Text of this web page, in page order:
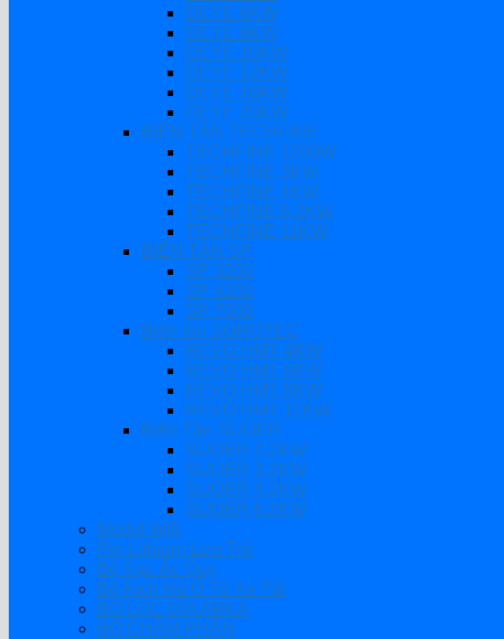
DEYE 6KW
DEYE 8KW
DEYE 10KW
DEYE 12KW
DEYE 16KW
DEYE 20KW
BIẾN TẦN TECHFINE
TECHFINE 1200W
TECHFINE 3KW
TECHFINE 4KW
TECHFINE 6.2KW
TECHFINE 11KW
BIẾN TẦN SP
SP 3200
SP 4200
SP 7000
Biến tần SOROTEC
REVO HMT 4KW
REVO HMT 6KW
REVO HMT 8KW
REVO HMT 11KW
Biến Tần SUOER
SUOER 2.2KW
SUOER 3.2KW
SUOER 4.2KW
SUOER 6.2KW
Modul Wifi
Pin Lithium Lưu Trữ
Bộ Sạc Ắc Quy
Bộ Kích Nổ Ô Tô Xe Tải
BỘ LỌC ĐĨA ARKA
BỘ CHÂM PHÂN